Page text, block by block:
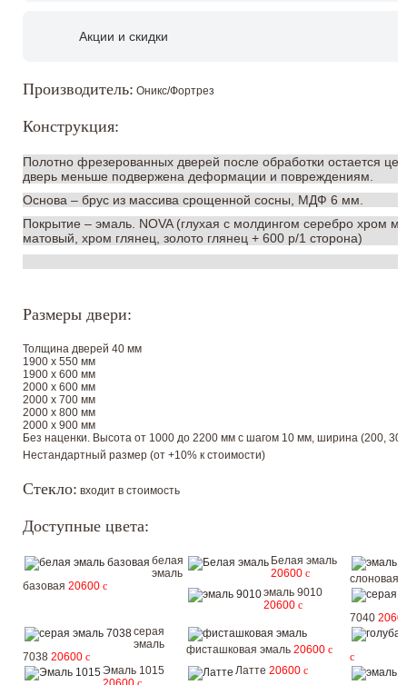
Акции и скидки
Производитель: Оникс/Фортрез
Конструкция:
Полотно фрезерованных дверей после обработки остается
дверь меньше подвержена деформации и повреждениям.
Основа – брус из массива срощенной сосны, МДФ 6 мм.
Покрытие – эмаль. NOVA (глухая с молдингом серебро хром
матовый, хром глянец, золото глянец + 600 р/1 сторона)
Размеры двери:
Толщина дверей 40 мм
1900 х 550 мм
1900 х 600 мм
2000 х 600 мм
2000 х 700 мм
2000 х 800 мм
2000 х 900 мм
Без наценки. Высота от 1000 до 2200 мм с шагом 10 мм, ширина (200,
Нестандартный размер (от +10% к стоимости)
Стекло: входит в стоимость
Доступные цвета:
белая
эмаль
базовая 20600 c
Белая эмаль
20600 c
слоновая
эмаль 9010
20600 c
7040
серая
эмаль
7038 20600 c
фисташковая эмаль 20600 c
c
Эмаль 1015
Латте 20600 c